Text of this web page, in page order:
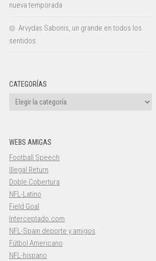
nueva temporada
Arvydas Sabonis, un grande en todos los
sentidos
CATEGORÍAS
Categorías
WEBS AMIGAS
Football Speech
Illegal Return
Doble Cobertura
NFL-Latino
Field Goal
Interceptado.com
NFL-Spain deporte y amigos
Fútbol Americano
NFL-hispano